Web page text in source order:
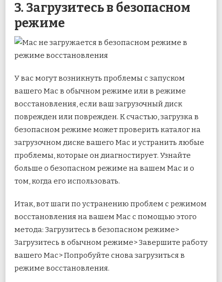
3. Загрузитесь в безопасном
режиме
У вас могут возникнуть проблемы с запуском
вашего Mac в обычном режиме или в режиме
восстановления, если ваш загрузочный диск
поврежден или поврежден. К счастью, загрузка в
безопасном режиме может проверить каталог на
загрузочном диске вашего Mac и устранить любые
проблемы, которые он диагностирует. Узнайте
больше о безопасном режиме на вашем Mac и о
том, когда его использовать.
Итак, вот шаги по устранению проблем с режимом
восстановления на вашем Mac с помощью этого
метода: Загрузитесь в безопасном режиме>
Загрузитесь в обычном режиме> Завершите работу
вашего Mac> Попробуйте снова загрузиться в
режиме восстановления.